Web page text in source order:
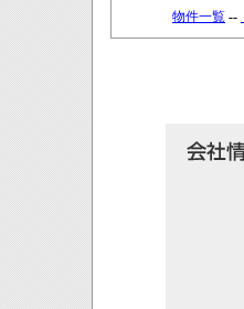
物件一覧 --